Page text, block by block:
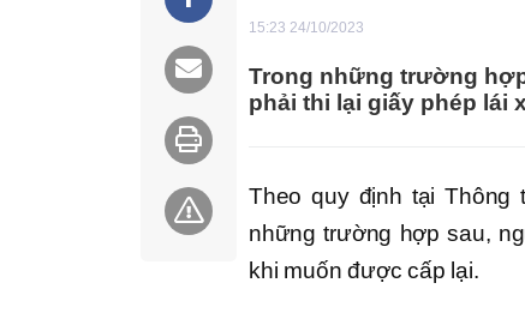
15:23 24/10/2023
Trong những trường
phải thi lại giấy phép lái
Theo quy định tại Thông
những trường hợp sau,
khi muốn được cấp lại.